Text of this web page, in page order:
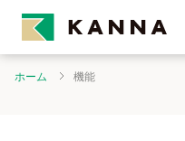
ホーム 機能